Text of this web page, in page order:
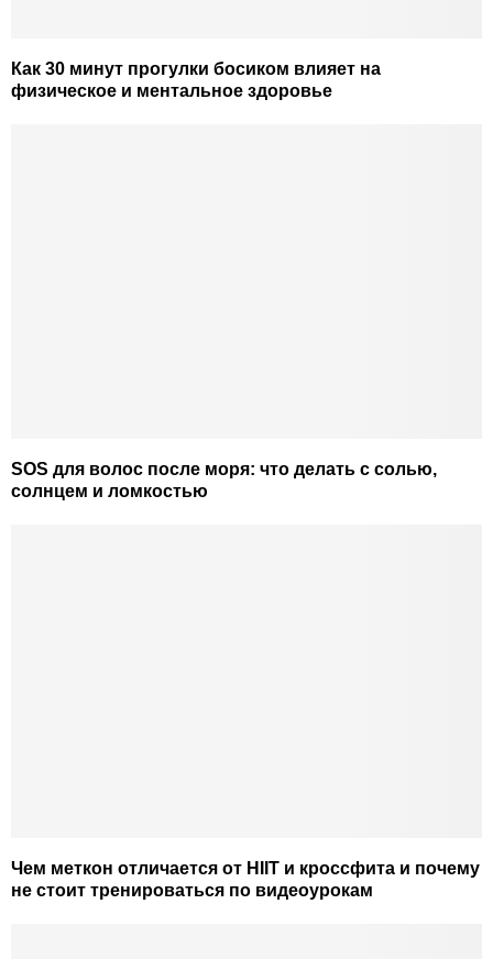
Как 30 минут прогулки босиком влияет на
физическое и ментальное здоровье
SOS для волос после моря: что делать с солью,
солнцем и ломкостью
Чем меткон отличается от HIIT и кроссфита и почему
не стоит тренироваться по видеоурокам